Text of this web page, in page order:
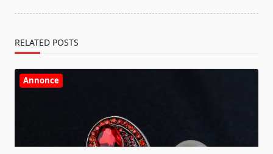
RELATED POSTS
Annonce